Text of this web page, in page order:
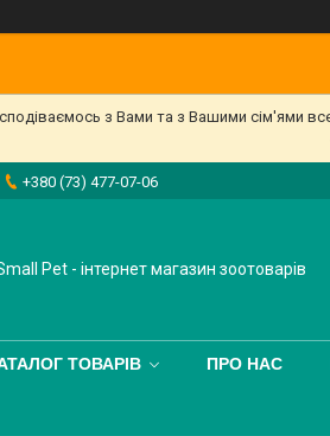
з Вами та з Вашими сім'ями
+380 (73) 477-07-06
Pet - інтернет магазин зоотоварів
ТОВАРІВ ПРО НАС